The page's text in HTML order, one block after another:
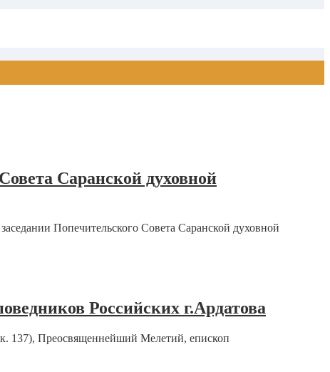
Саранской духовной
Попечительского Совета Саранской духовной
Российских г.Ардатова
137), Преосвященнейший Мелетий, епископ